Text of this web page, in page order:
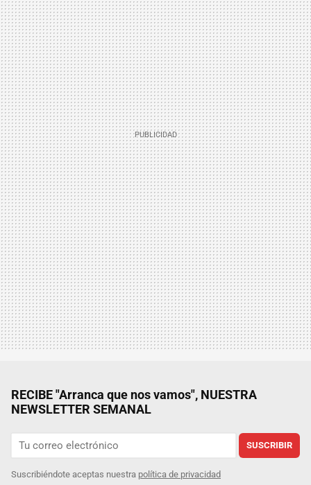
RECIBE "Arranca que nos vamos", NUESTRA
NEWSLETTER SEMANAL
SUSCRIBIR
Suscribiéndote aceptas nuestra política de privacidad